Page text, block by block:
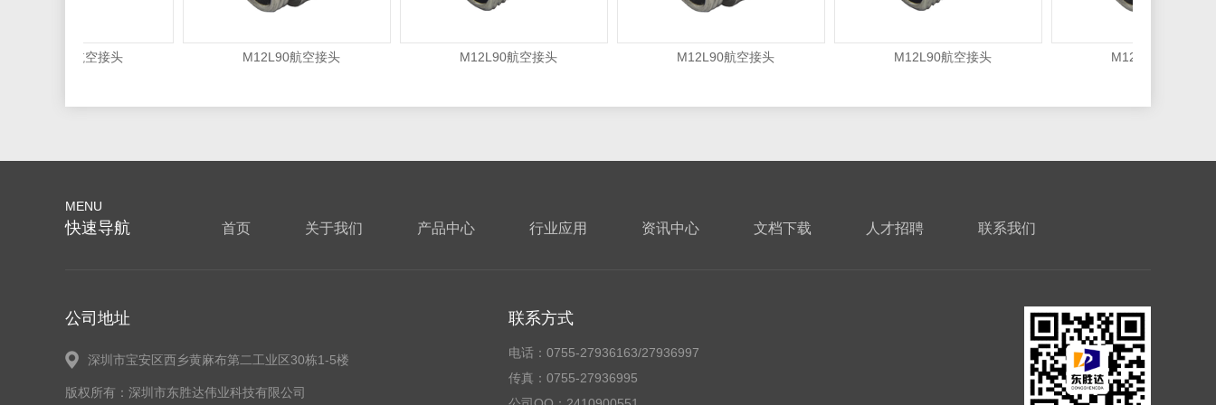
M12L90航空接头 M12L90航空接头 M12L90航空接头 M12L90航空接头 M12L90航空接头 M12L90航空接头
MENU
快速导航 首页 关于我们 产品中心 行业应用 资讯中心 文档下载 人才招聘 联系我们
公司地址
深圳市宝安区西乡黄麻布第二工业区30栋1-5楼
版权所有：深圳市东胜达伟业科技有限公司
联系方式
电话：0755-27936163/27936997
传真：0755-27936995